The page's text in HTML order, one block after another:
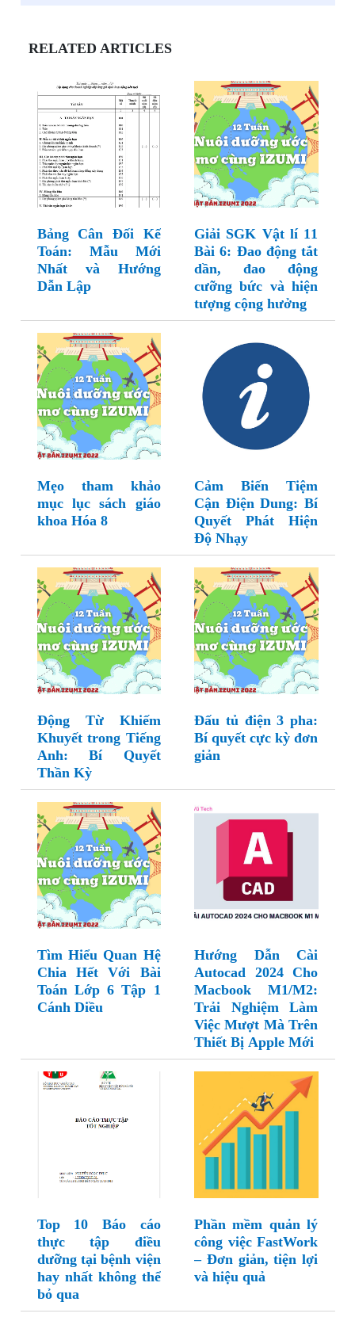
RELATED ARTICLES
Bảng Cân Đối Kế
Toán: Mẫu Mới
Nhất và Hướng
Dẫn Lập
Giải SGK Vật lí 11
Bài 6: Đao động tắt
dần, đao động
cưỡng bức và hiện
tượng cộng hưởng
Mẹo tham khảo
mục lục sách giáo
khoa Hóa 8
Cảm Biến Tiệm
Cận Điện Dung: Bí
Quyết Phát Hiện
Độ Nhạy
Động Từ Khiếm
Khuyết trong Tiếng
Anh: Bí Quyết
Thần Kỳ
Đấu tủ điện 3 pha:
Bí quyết cực kỳ đơn
giản
Tìm Hiểu Quan Hệ
Chia Hết Với Bài
Toán Lớp 6 Tập 1
Cánh Diều
Hướng Dẫn Cài
Autocad 2024 Cho
Macbook M1/M2:
Trải Nghiệm Làm
Việc Mượt Mà Trên
Thiết Bị Apple Mới
Top 10 Báo cáo
thực tập điều
dưỡng tại bệnh viện
hay nhất không thể
bỏ qua
Phần mềm quản lý
công việc FastWork
– Đơn giản, tiện lợi
và hiệu quả